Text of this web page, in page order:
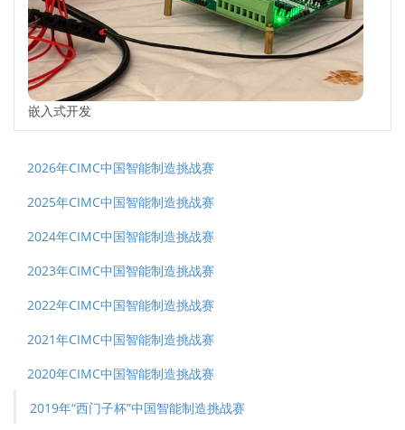
嵌入式开发
2026年CIMC中国智能制造挑战赛
2025年CIMC中国智能制造挑战赛
2024年CIMC中国智能制造挑战赛
2023年CIMC中国智能制造挑战赛
2022年CIMC中国智能制造挑战赛
2021年CIMC中国智能制造挑战赛
2020年CIMC中国智能制造挑战赛
2019年“西门子杯”中国智能制造挑战赛